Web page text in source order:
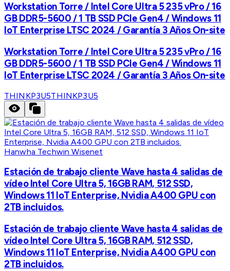
Workstation Torre / Intel Core Ultra 5 235 vPro / 16
GB DDR5-5600 / 1 TB SSD PCIe Gen4 / Windows 11
IoT Enterprise LTSC 2024 / Garantía 3 Años On-site
Workstation Torre / Intel Core Ultra 5 235 vPro / 16
GB DDR5-5600 / 1 TB SSD PCIe Gen4 / Windows 11
IoT Enterprise LTSC 2024 / Garantía 3 Años On-site
THINKP3U5THINKP3U5
Hanwha Techwin Wisenet
Estación de trabajo cliente Wave hasta 4 salidas de
vídeo Intel Core Ultra 5, 16GB RAM, 512 SSD,
Windows 11 IoT Enterprise, Nvidia A400 GPU con
2TB incluidos.
Estación de trabajo cliente Wave hasta 4 salidas de
vídeo Intel Core Ultra 5, 16GB RAM, 512 SSD,
Windows 11 IoT Enterprise, Nvidia A400 GPU con
2TB incluidos.